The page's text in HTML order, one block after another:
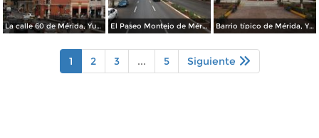
La calle 60 de Mérida, Yucatán. Abril/2013 El Paseo Montejo de Mérida, Yucatán. Abril/2013 Barrio típico de Mérida, Yucatán. Abril/2013
1 2 3 ... 5 Siguiente